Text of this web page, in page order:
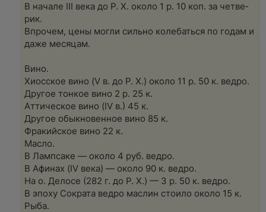
В нача­ле III века до Р. Х. око­ло 1 р. 10 коп. за чет­ве­
рик.
Впро­чем, цены мог­ли силь­но коле­бать­ся по годам и
даже меся­цам.
Вино.
Хиос­ское вино (V в. до Р. Х.) око­ло 11 р. 50 к. вед­ро.
Дру­гое тон­кое вино 2 р. 25 к.
Атти­че­ское вино (IV в.) 45 к.
Дру­гое обык­но­вен­ное вино 85 к.
Фра­кий­ское вино 22 к.
Мас­ло.
В Ламп­са­ке — око­ло 4 руб. вед­ро.
В Афи­нах (IV века) — око­ло 90 к. вед­ро.
На о. Дело­се (282 г. до Р. Х.) — 3 р. 50 к. вед­ро.
В эпо­ху Сокра­та вед­ро мас­лин сто­и­ло око­ло 15 к.
Рыба.